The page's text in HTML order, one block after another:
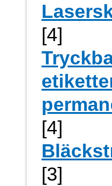
[4]
[4]
[3]